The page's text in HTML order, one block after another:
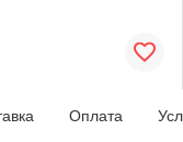
Оплата